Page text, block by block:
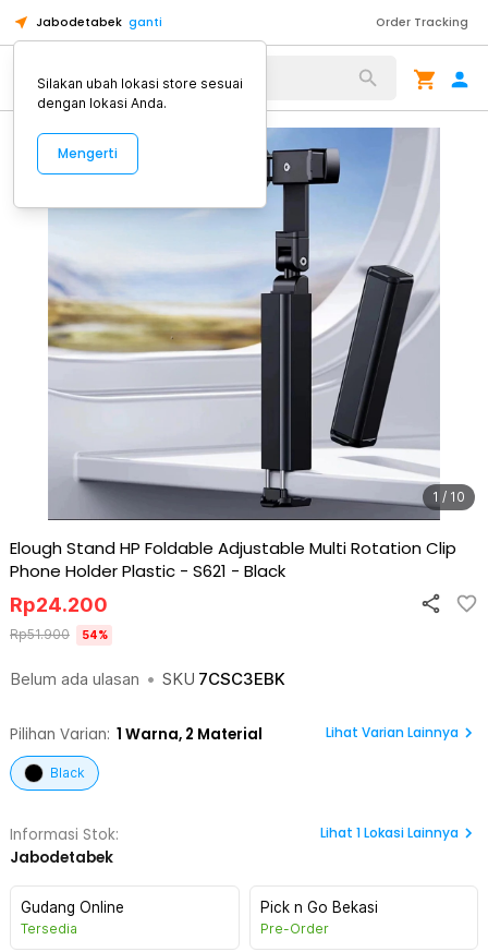
Jabodetabek ganti Order Tracking
Alat Kopi
1 / 10
Elough Stand HP Foldable Adjustable Multi Rotation Clip
Phone Holder Plastic - S621 - Black
Belum ada ulasan • SKU 7CSC3EBK
Rp24.200
Rp51.900 54%
Pilihan Varian: 1 Warna, 2 Material Lihat Varian Lainnya
Black
Informasi Stok:
Jabodetabek
Lihat 1Lokasi Lainnya
Gudang Online
Tersedia
Pick n Go Bekasi
Pre-Order
Silakan ubah lokasi store sesuai
dengan lokasi Anda.
Mengerti